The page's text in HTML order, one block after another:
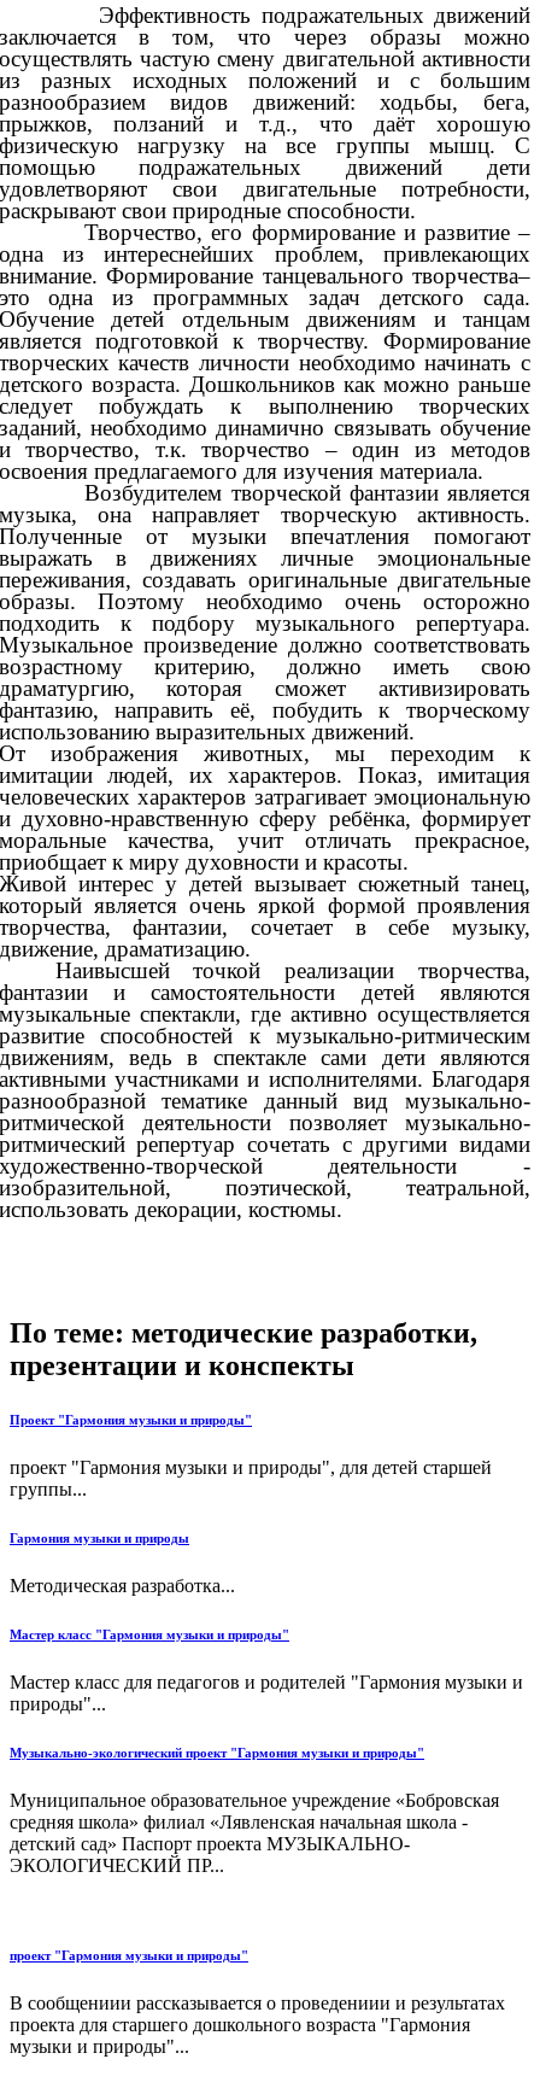
подражательных движений
в том, что через образы можно
частую смену двигательной активности
разных исходных положений и с большим
видов движений: ходьбы, бега,
ползаний и т.д., что даёт хорошую
нагрузку на все группы мышц. С
подражательных движений дети
свои двигательные потребности,
свои природные способности.
его формирование и развитие –
из интереснейших проблем, привлекающих
Формирование танцевального творчества–
одна из программных задач детского сада.
детей отдельным движениям и танцам
подготовкой к творчеству. Формирование
качеств личности необходимо начинать с
возраста. Дошкольников как можно раньше
побуждать к выполнению творческих
необходимо динамично связывать обучение
творчество, т.к. творчество – один из методов
предлагаемого для изучения материала.
творческой фантазии является
она направляет творческую активность.
от музыки впечатления помогают
в движениях личные эмоциональные
создавать оригинальные двигательные
Поэтому необходимо очень осторожно
к подбору музыкального репертуара.
произведение должно соответствовать
критерию, должно иметь свою
которая сможет активизировать
направить её, побудить к творческому
выразительных движений.
изображения животных, мы переходим к
людей, их характеров. Показ, имитация
характеров затрагивает эмоциональную
духовно-нравственную сферу ребёнка, формирует
качества, учит отличать прекрасное,
к миру духовности и красоты.
интерес у детей вызывает сюжетный танец,
является очень яркой формой проявления
фантазии, сочетает в себе музыку,
драматизацию.
Наивысшей точкой реализации творчества,
и самостоятельности детей являются
спектакли, где активно осуществляется
способностей к музыкально-ритмическим
ведь в спектакле сами дети являются
участниками и исполнителями. Благодаря
тематике данный вид музыкально-
деятельности позволяет музыкально-
репертуар сочетать с другими видами
творческой деятельности -
поэтической, театральной,
декорации, костюмы.
По теме: методические разработки,
презентации и конспекты
Проект "Гармония музыки и природы"
проект "Гармония музыки и природы", для детей старшей
группы...
Гармония музыки и природы
Методическая разработка...
Мастер класс "Гармония музыки и природы"
Мастер класс для педагогов и родителей "Гармония музыки и
природы"...
Музыкально-экологический проект "Гармония музыки и природы"
Муниципальное образовательное учреждение «Бобровская
средняя школа» филиал «Лявленская начальная школа -
детский сад» Паспорт проекта МУЗЫКАЛЬНО-
ЭКОЛОГИЧЕСКИЙ ПР...
проект "Гармония музыки и природы"
В сообщениии рассказывается о проведениии и результатах
проекта для старшего дошкольного возраста "Гармония
музыки и природы"...